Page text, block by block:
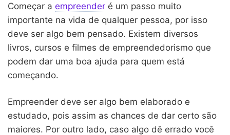
Começar a empreender é um passo muito
importante na vida de qualquer pessoa, por isso
deve ser algo bem pensado. Existem diversos
livros, cursos e filmes de empreendedorismo que
podem dar uma boa ajuda para quem está
começando.
Empreender deve ser algo bem elaborado e
estudado, pois assim as chances de dar certo são
maiores. Por outro lado, caso algo dê errado você